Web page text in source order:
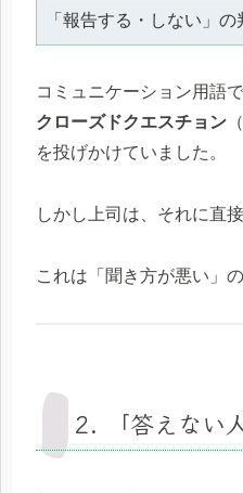
「報告する・しない」の
コミュニケーション用語
クローズドクエスチョン
を投げかけていました。
しかし上司は、それに直接
これは「聞き方が悪い」の
2. 「答えない